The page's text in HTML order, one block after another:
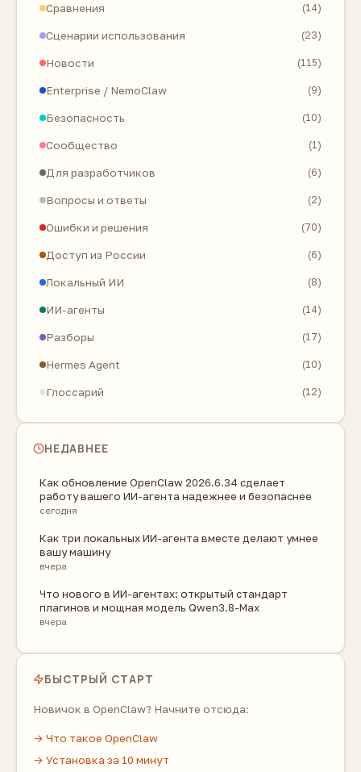
Сравнения (14)
Сценарии использования (23)
Новости (115)
Enterprise / NemoClaw (9)
Безопасность (10)
Сообщество (1)
Для разработчиков (6)
Вопросы и ответы (2)
Ошибки и решения (70)
Доступ из России (6)
Локальный ИИ (8)
ИИ-агенты (14)
Разборы (17)
Hermes Agent (10)
Глоссарий (12)
НЕДАВНЕЕ
Как обновление OpenClaw 2026.6.34 сделает
работу вашего ИИ-агента надежнее и безопаснее
сегодня
Как три локальных ИИ-агента вместе делают умнее
вашу машину
вчера
Что нового в ИИ-агентах: открытый стандарт
плагинов и мощная модель Qwen3.8-Max
вчера
БЫСТРЫЙ СТАРТ
Новичок в OpenClaw? Начните отсюда:
→ Что такое OpenClaw
→ Установка за 10 минут